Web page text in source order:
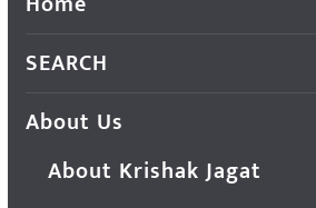
SEARCH
About Us
About Krishak Jagat